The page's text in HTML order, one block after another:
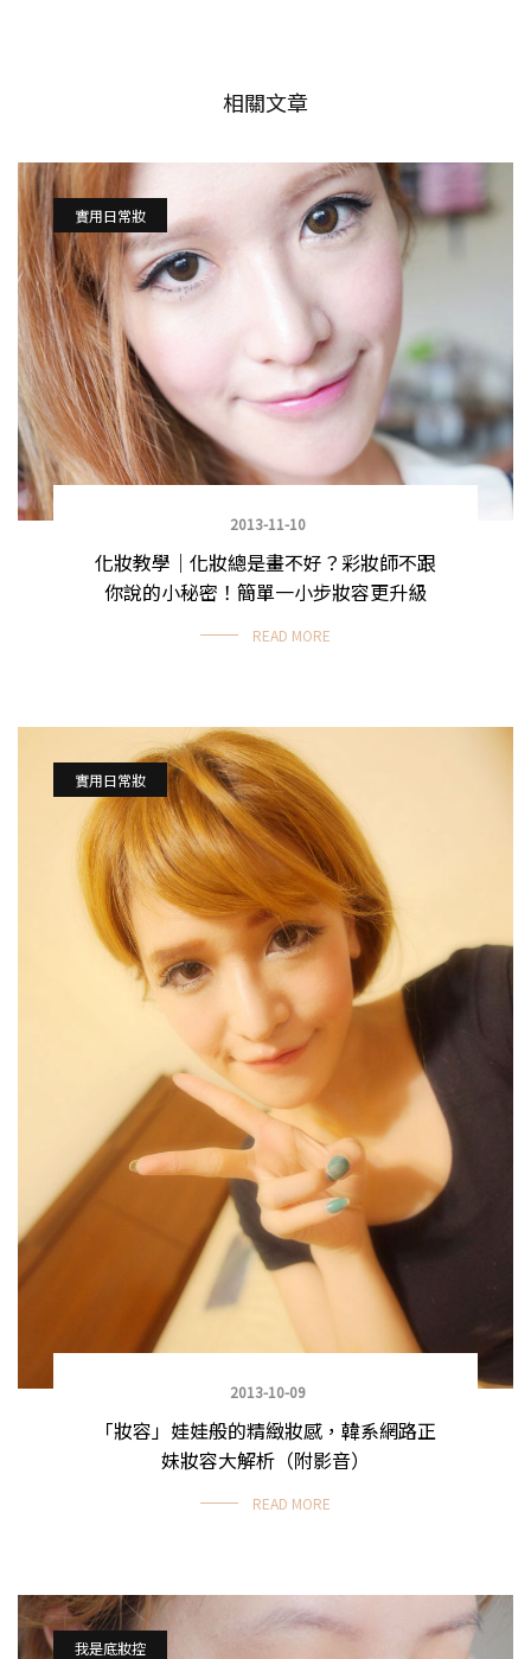
相關文章
實用日常妝
2013-11-10
化妝教學｜化妝總是畫不好？彩妝師不跟
你說的小秘密！簡單一小步妝容更升級
READ MORE
實用日常妝
2013-10-09
「妝容」娃娃般的精緻妝感，韓系網路正
妹妝容大解析（附影音）
READ MORE
我是底妝控